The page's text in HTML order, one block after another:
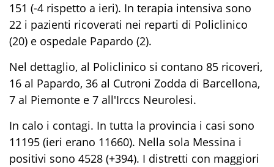
151 (-4 rispetto a ieri). In terapia intensiva sono
22 i pazienti ricoverati nei reparti di Policlinico
(20) e ospedale Papardo (2).
Nel dettaglio, al Policlinico si contano 85 ricoveri,
16 al Papardo, 36 al Cutroni Zodda di Barcellona,
7 al Piemonte e 7 all'Irccs Neurolesi.
In calo i contagi. In tutta la provincia i casi sono
11195 (ieri erano 11660). Nella sola Messina i
positivi sono 4528 (+394). I distretti con maggiori